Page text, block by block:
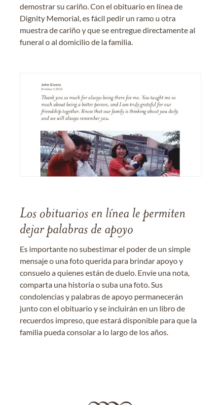
demostrar su cariño. Con el obituario en línea de
Dignity Memorial, es fácil pedir un ramo u otra
muestra de cariño y que se entregue directamente al
funeral o al domicilio de la familia.
Los obituarios en línea le permiten
dejar palabras de apoyo
Es importante no subestimar el poder de un simple
mensaje o una foto querida para brindar apoyo y
consuelo a quienes están de duelo. Envíe una nota,
comparta una historia o suba una foto. Sus
condolencias y palabras de apoyo permanecerán
junto con el obituario y se incluirán en un libro de
recuerdos impreso, que estará disponible para que la
familia pueda consolar a lo largo de los años.